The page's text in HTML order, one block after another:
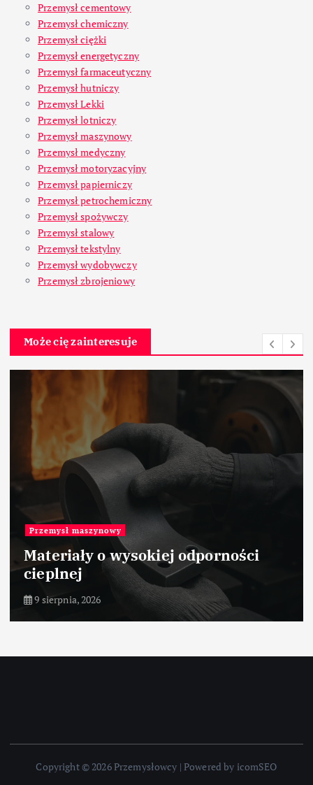
Przemysł cementowy
Przemysł chemiczny
Przemysł ciężki
Przemysł energetyczny
Przemysł farmaceutyczny
Przemysł hutniczy
Przemysł Lekki
Przemysł lotniczy
Przemysł maszynowy
Przemysł medyczny
Przemysł motoryzacyjny
Przemysł papierniczy
Przemysł petrochemiczny
Przemysł spożywczy
Przemysł stalowy
Przemysł tekstylny
Przemysł wydobywczy
Przemysł zbrojeniowy
Może cię zainteresuje
Przemysł maszynowy
Materiały o wysokiej odporności
cieplnej
9 sierpnia, 2026
Copyright © 2026 Przemysłowcy | Powered by icomSEO